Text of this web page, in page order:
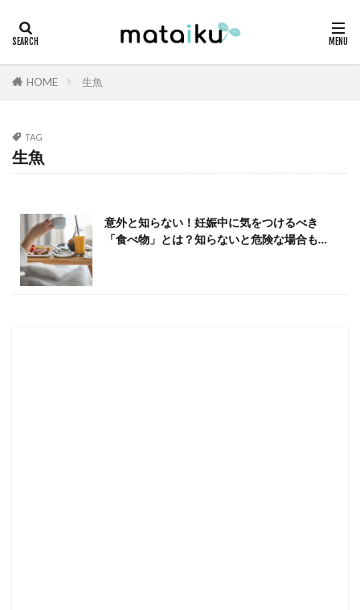
HOME 生魚
TAG
生魚
意外と知らない！妊娠中に気をつけるべき
「食べ物」とは？知らないと危険な場合も…